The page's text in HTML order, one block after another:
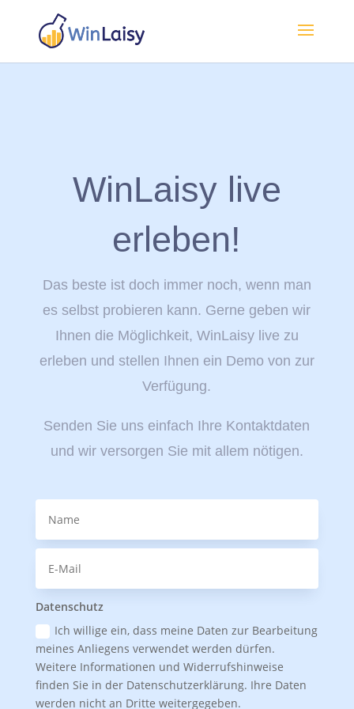
WinLaisy live
erleben!
Das beste ist doch immer noch, wenn man
es selbst probieren kann. Gerne geben wir
Ihnen die Möglichkeit, WinLaisy live zu
erleben und stellen Ihnen ein Demo von zur
Verfügung.
Senden Sie uns einfach Ihre Kontaktdaten
und wir versorgen Sie mit allem nötigen.
Datenschutz
Ich willige ein, dass meine Daten zur Bearbeitung
meines Anliegens verwendet werden dürfen.
Weitere Informationen und Widerrufshinweise
finden Sie in der Datenschutzerklärung. Ihre Daten
werden nicht an Dritte weitergegeben.